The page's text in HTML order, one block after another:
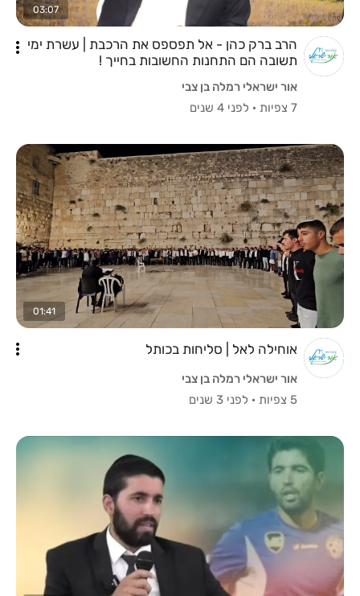
03:07
הרב ברק כהן - אל תפספס את הרכבת | עשרת ימי
תשובה הם התחנות החשובות בחייך !
אור ישראלי רמלה בן צבי
7 צפיות
· לפני 4 שנים
01:41
אוחילה לאל | סליחות בכותל
אור ישראלי רמלה בן צבי
5 צפיות
· לפני 3 שנים